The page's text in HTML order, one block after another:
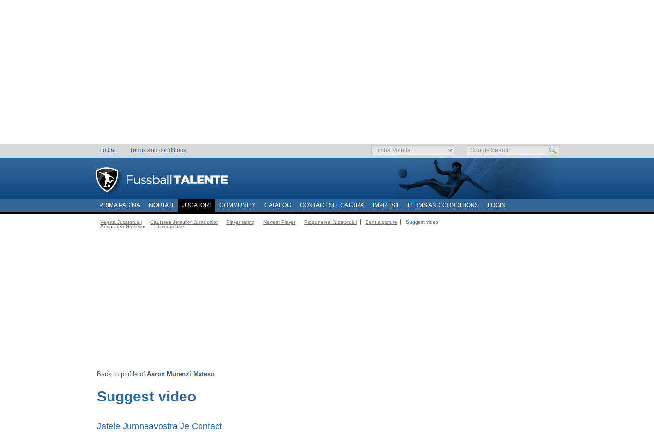
Fotbal Terms and conditions
PRIMA PAGINA NOUTATI JUCATORI COMMUNITY CATALOG CONTACT SLEGATURA IMPRESII TERMS AND CONDITIONS LOGIN
Vejerta Jucatorului Cautarea Jetauilor Jucadorilor Player rating Newest Player Propunerea Jucatorului Sent a picture
Suggest video
Anuntarea Greselior
Playerarchive
Back to profile ofAaron Murenzi Mateso
Suggest video
Jatele Jumneavostra Je Contact